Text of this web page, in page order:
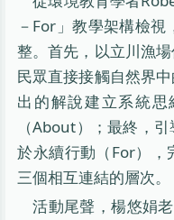
－For」教學架構檢
整。首先，以立川漁
民眾直接接觸自然界
出的解說建立系統
（About）；最終，
於永續行動（For），
三個相互連結的層次。
活動尾聲，楊悠娟